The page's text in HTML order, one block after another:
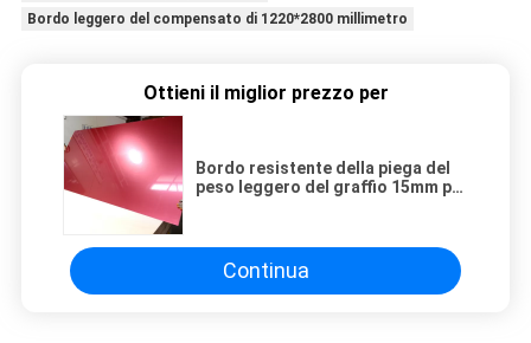
Bordo leggero del compensato di 1220*2800 millimetro
Ottieni il miglior prezzo per
Bordo resistente della piega del
peso leggero del graffio 15mm per
Continua